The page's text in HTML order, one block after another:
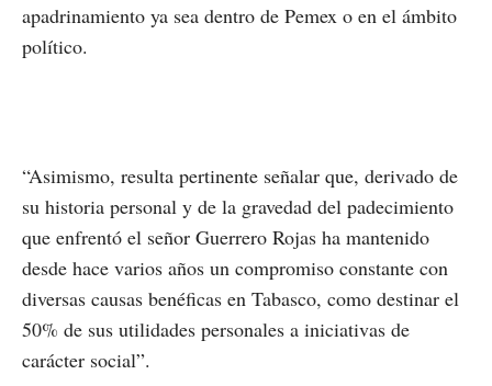
apadrinamiento ya sea dentro de Pemex o en el ámbito
político.
“Asimismo, resulta pertinente señalar que, derivado de
su historia personal y de la gravedad del padecimiento
que enfrentó el señor Guerrero Rojas ha mantenido
desde hace varios años un compromiso constante con
diversas causas benéficas en Tabasco, como destinar el
50% de sus utilidades personales a iniciativas de
carácter social”.